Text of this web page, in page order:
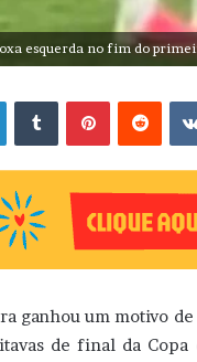
esquerda no fim do
Linkedin
ganhou um motivo
de final da